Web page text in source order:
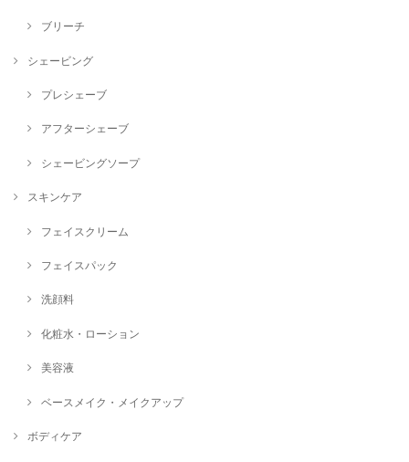
ブリーチ
シェービング
プレシェーブ
アフターシェーブ
シェービングソープ
スキンケア
フェイスクリーム
フェイスパック
洗顔料
化粧水・ローション
美容液
ベースメイク・メイクアップ
ボディケア